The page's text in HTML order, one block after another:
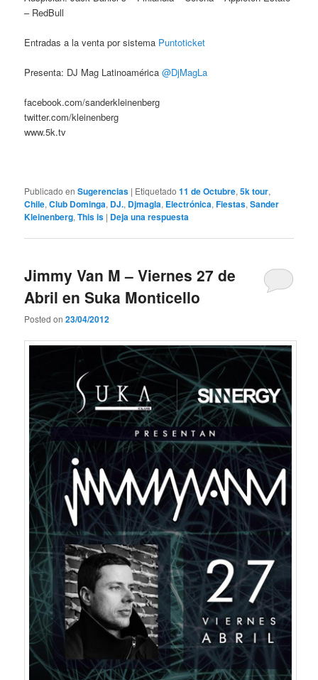
– RedBull
Entradas a la venta por sistema Puntoticket
Presenta: DJ Mag Latinoamérica@DjMagLa
facebook.com/sanderkleinenberg
twitter.com/kleinenberg
www.5k.tv
Publicado en Sugerencias | Etiquetado 11 de Octubre,5k tour,
Chile,Club Dominga, DJ., Djmagla, Electrónica,Fiestas,Sander
Kleinenberg,This is | Deja una respuesta
Jimmy Van M – Viernes 27 de
Abril en Suka Monticello
Posted on23/04/2012